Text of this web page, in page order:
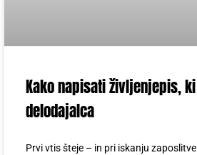
Kako napisati življenjepis,
delodajalca
Prvi vtis šteje – in pri iskanju